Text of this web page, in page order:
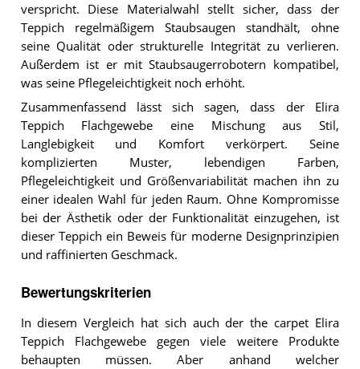
verspricht. Diese Materialwahl stellt sicher, dass der
Teppich regelmäßigem Staubsaugen standhält, ohne
seine Qualität oder strukturelle Integrität zu verlieren.
Außerdem ist er mit Staubsaugerrobotern kompatibel,
was seine Pflegeleichtigkeit noch erhöht.
Zusammenfassend lässt sich sagen, dass der Elira
Teppich Flachgewebe eine Mischung aus Stil,
Langlebigkeit und Komfort verkörpert. Seine
komplizierten Muster, lebendigen Farben,
Pflegeleichtigkeit und Größenvariabilität machen ihn zu
einer idealen Wahl für jeden Raum. Ohne Kompromisse
bei der Ästhetik oder der Funktionalität einzugehen, ist
dieser Teppich ein Beweis für moderne Designprinzipien
und raffinierten Geschmack.
Bewertungskriterien
In diesem Vergleich hat sich auch der the carpet Elira
Teppich Flachgewebe gegen viele weitere Produkte
behaupten müssen. Aber anhand welcher